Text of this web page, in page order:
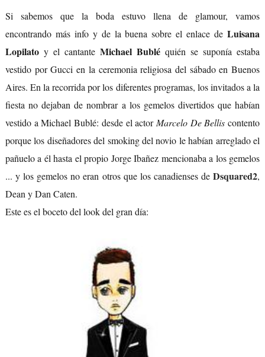
Si sabemos que la boda estuvo llena de glamour, vamos
encontrando más info y de la buena sobre el enlace deLuisana
Lopilatoy el cantante Michael Bublé quién se suponía estaba
vestido por Gucci en la ceremonia religiosa del sábado en Buenos
Aires. En la recorrida por los diferentes programas, los invitados a la
fiesta no dejaban de nombrar a los gemelos divertidos que habían
vestido a Michael Bublé: desde el actorMarcelo De Bellis contento
porque los diseñadores del smoking del novio le habían arreglado el
pañuelo a él hasta el propio Jorge Ibañez mencionaba a los gemelos
... y los gemelos no eran otros que los canadienses deDsquared2,
Dean y Dan Caten.
Este es el boceto del look del gran día: